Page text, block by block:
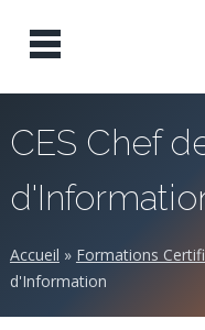
CES Chef
Accueil » Formations
d'Information